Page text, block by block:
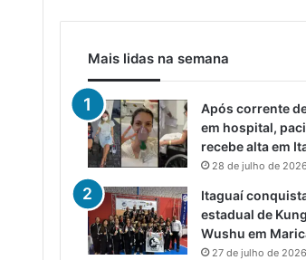
Mais lidas na semana
Após corrente
em hospital,
recebe alta em
28 de julho de 2026
Itaguaí
estadual de
Wushu em
27 de julho de 2026